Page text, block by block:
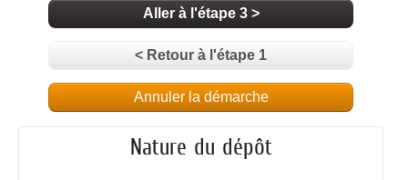
Aller à l'étape 3 >
< Retour à l'étape 1
Annuler la démarche
Nature du dépôt